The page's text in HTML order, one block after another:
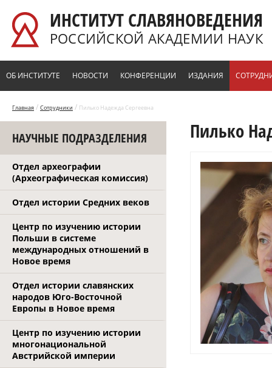
ИНСТИТУТ СЛАВЯНОВЕДЕНИЯ
РОССИЙСКОЙ АКАДЕМИИ НАУК
ОБ ИНСТИТУТЕ НОВОСТИ КОНФЕРЕНЦИИ ИЗДАНИЯ
Главная / Сотрудники / Пилько Надежда Сергеевна
НАУЧНЫЕ ПОДРАЗДЕЛЕНИЯ
Отдел археографии
(Археографическая комиссия)
Отдел истории Средних веков
Центр по изучению истории
Польши в системе
международных отношений в
Новое время
Отдел истории славянских
народов Юго-Восточной
Европы в Новое время
Центр по изучению истории
многонациональной
Австрийской империи
Пилько